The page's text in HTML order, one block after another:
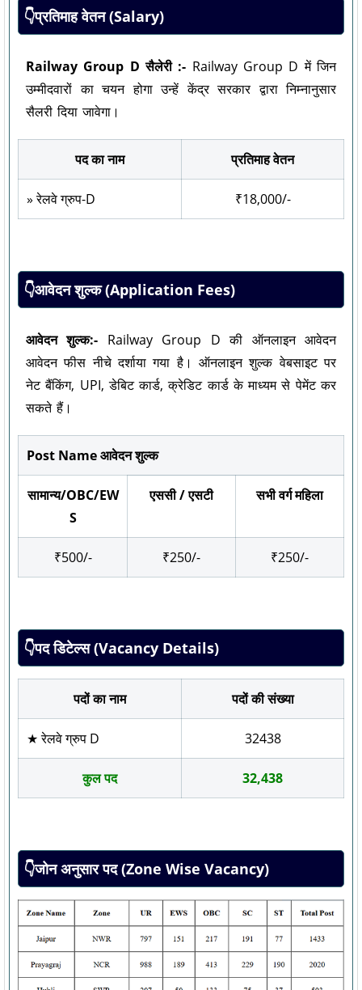
👇प्रतिमाह वेतन (Salary)
Railway Group D सैलेरी :- Railway Group D में जिन
उम्मीदवारों का चयन होगा उन्हें केंद्र सरकार द्वारा निम्नानुसार
सैलरी दिया जावेगा।
पद का नाम प्रतिमाह वेतन
» रेलवे ग्रुप-D ₹18,000/-
👇आवेदन शुल्क (Application Fees)
आवेदन शुल्क:- Railway Group D की ऑनलाइन आवेदन
आवेदन फीस नीचे दर्शाया गया है। ऑनलाइन शुल्क वेबसाइट पर
नेट बैंकिंग, UPI, डेबिट कार्ड, क्रेडिट कार्ड के माध्यम से पेमेंट कर
सकते हैं।
Post Name आवेदन शुल्क
सामान्य/OBC/EW
S
एससी / एसटी सभी वर्ग महिला
₹500/- ₹250/- ₹250/-
👇पद डिटेल्स (Vacancy Details)
पदों का नाम पदों की संख्या
★ रेलवे ग्रुप D 32438
कुल पद 32,438
👇जोन अनुसार पद (Zone Wise Vacancy)